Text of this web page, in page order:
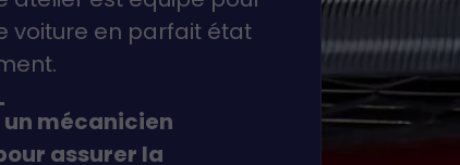
voiture en parfait état
mécanicien
assurer la